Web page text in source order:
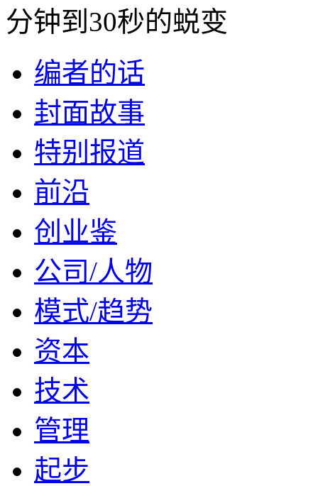
分钟到30秒的蜕变
编者的话
封面故事
特别报道
前沿
创业鉴
公司/人物
模式/趋势
资本
技术
管理
起步